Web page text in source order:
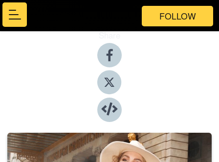
FOLLOW
Share